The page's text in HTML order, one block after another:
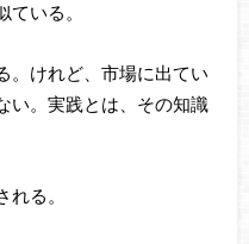
いる。
。けれど、市場に出てい
い。実践とは、その知識
る。